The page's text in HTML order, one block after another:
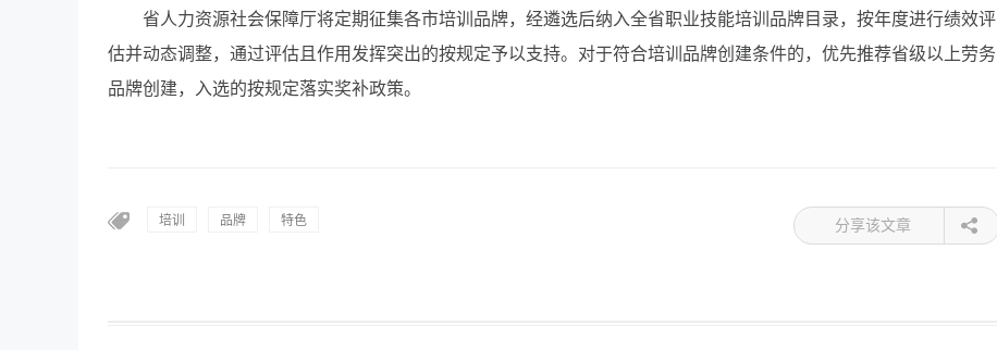
省人力资源社会保障厅将定期征集各市培训品牌，经遴选后纳入全省职业技能培训品牌目录，按年度进行绩效评
估并动态调整，通过评估且作用发挥突出的按规定予以支持。对于符合培训品牌创建条件的，优先推荐省级以上劳务
品牌创建，入选的按规定落实奖补政策。
培训 品牌 特色 分享该文章